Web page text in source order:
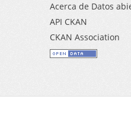
Acerca de Datos
API CKAN
CKAN Association